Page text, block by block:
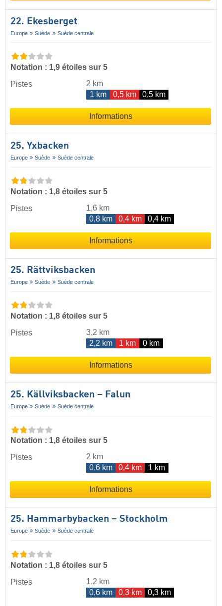
22. Ekesberget
Europe Suède Suède centrale
Notation : 1,9 étoiles sur 5
Pistes
2 km
1 km
0,5 km 0,5 km
Informations
25. Yxbacken
Europe Suède Suède centrale
Notation : 1,8 étoiles sur 5
Pistes
1,6 km
0,8 km
0,4 km 0,4 km
Informations
25. Rättviksbacken
Europe Suède Suède centrale
Notation : 1,8 étoiles sur 5
Pistes
3,2 km
2,2 km
1 km 0 km
Informations
25. Källviksbacken – Falun
Europe Suède Suède centrale
Notation : 1,8 étoiles sur 5
Pistes
2 km
0,6 km
0,4 km 1 km
Informations
25. Hammarbybacken – Stockholm
Europe Suède Suède centrale
Notation : 1,8 étoiles sur 5
Pistes
1,2 km
0,6 km
0,3 km 0,3 km